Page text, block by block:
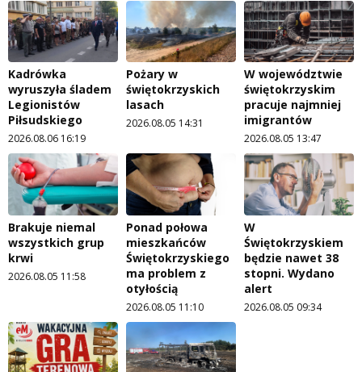
Kadrówka
wyruszyła śladem
Legionistów
Piłsudskiego
2026.08.06 16:19
Pożary w
świętokrzyskich
lasach
2026.08.05 14:31
W województwie
świętokrzyskim
pracuje najmniej
imigrantów
2026.08.05 13:47
Brakuje niemal
wszystkich grup
krwi
2026.08.05 11:58
Ponad połowa
mieszkańców
Świętokrzyskiego
ma problem z
otyłością
2026.08.05 11:10
W
Świętokrzyskiem
będzie nawet 38
stopni. Wydano
alert
2026.08.05 09:34